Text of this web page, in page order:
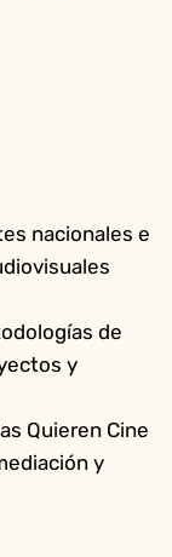
nacionales e
de
y
Quieren Cine
y